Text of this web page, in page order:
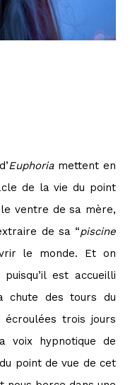
Euphoriamettent en
de la vie du point
le ventre de sa mère,
de sa “piscine
le monde. Et on
est accueilli
chute des tours du
trois jours
voix hypnotique de
point de vue de cet